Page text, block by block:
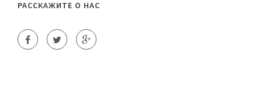
РАССКАЖИТЕ О НАС